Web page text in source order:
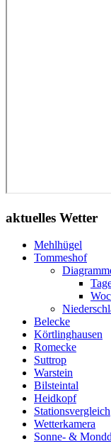
aktuelles Wetter
Mehlhügel
Tommeshof
Belecke
Körtlinghausen
Romecke
Suttrop
Warstein
Bilsteintal
Heidkopf
Stationsvergleich
Wetterkamera
Sonne- &